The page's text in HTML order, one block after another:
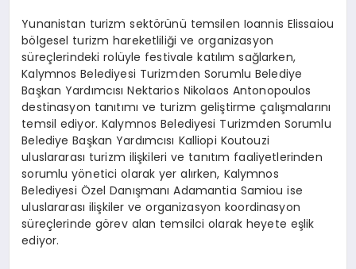
Yunanistan turizm sektörünü temsilen Ioannis Elissaiou
bölgesel turizm hareketliliği ve organizasyon
süreçlerindeki rolüyle festivale katılım sağlarken,
Kalymnos Belediyesi Turizmden Sorumlu Belediye
Başkan Yardımcısı Nektarios Nikolaos Antonopoulos
destinasyon tanıtımı ve turizm geliştirme çalışmalarını
temsil ediyor. Kalymnos Belediyesi Turizmden Sorumlu
Belediye Başkan Yardımcısı Kalliopi Koutouzi
uluslararası turizm ilişkileri ve tanıtım faaliyetlerinden
sorumlu yönetici olarak yer alırken, Kalymnos
Belediyesi Özel Danışmanı Adamantia Samiou ise
uluslararası ilişkiler ve organizasyon koordinasyon
süreçlerinde görev alan temsilci olarak heyete eşlik
ediyor.